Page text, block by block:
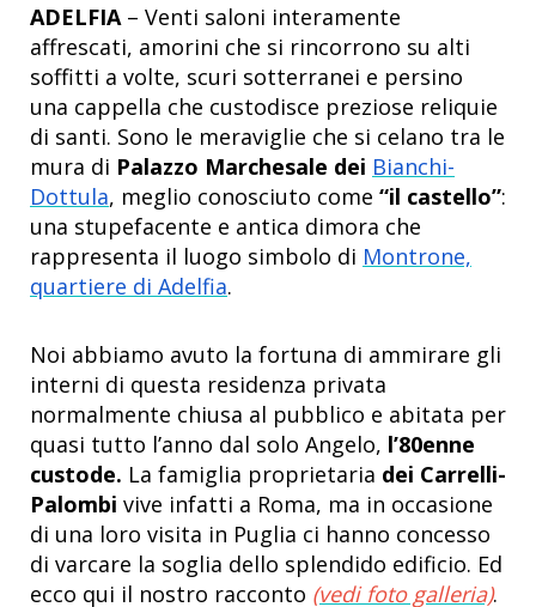
ADELFIA – Venti saloni interamente
affrescati, amorini che si rincorrono su alti
soffitti a volte, scuri sotterranei e persino
una cappella che custodisce preziose reliquie
di santi. Sono le meraviglie che si celano tra le
mura di Palazzo Marchesale dei Bianchi-
Dottula, meglio conosciuto come “il castello”:
una stupefacente e antica dimora che
rappresenta il luogo simbolo di Montrone,
quartiere di Adelfia.
Noi abbiamo avuto la fortuna di ammirare gli
interni di questa residenza privata
normalmente chiusa al pubblico e abitata per
quasi tutto l’anno dal solo Angelo, l’80enne
custode. La famiglia proprietaria dei Carrelli-
Palombi vive infatti a Roma, ma in occasione
di una loro visita in Puglia ci hanno concesso
di varcare la soglia dello splendido edificio. Ed
ecco qui il nostro racconto (vedi foto galleria).